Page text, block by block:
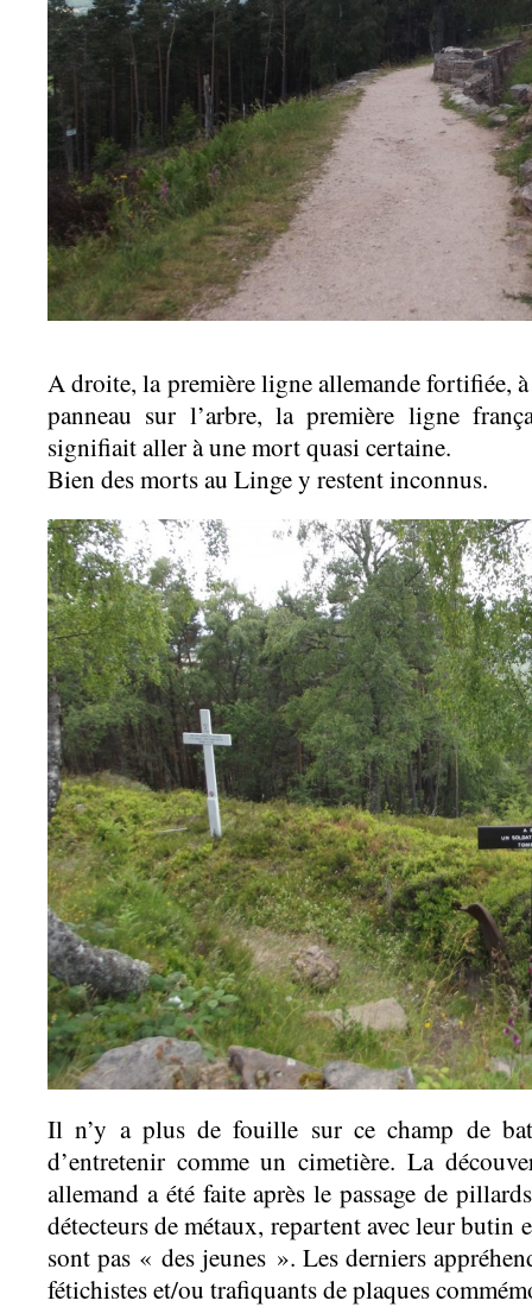
A droite, la première ligne allemande fortifiée,
panneau sur l’arbre, la première ligne
signifiait aller à une mort quasi certaine.
Bien des morts au Linge y restent inconnus.
Il n’y a plus de fouille sur ce champ de
d’entretenir comme un cimetière. La
allemand a été faite après le passage de
détecteurs de métaux, repartent avec leur butin
sont pas « des jeunes ». Les derniers
fétichistes et/ou trafiquants de plaques